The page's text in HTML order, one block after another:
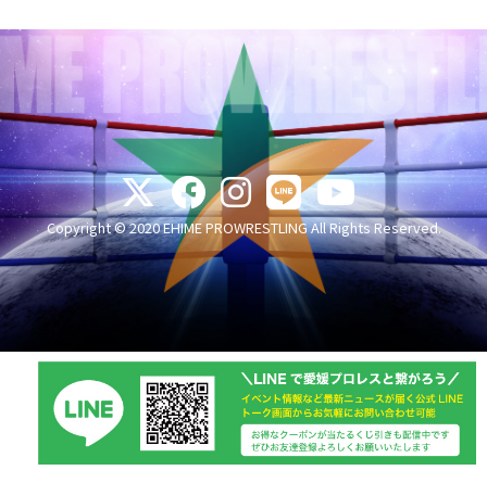
Copyright © 2020 EHIME PROWRESTLING All Rights Reserved.